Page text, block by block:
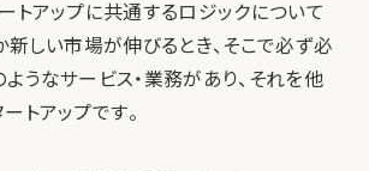
トアップに共通するロジックについて
新しい市場が伸びるとき、そこで必ず必
うなサービス・業務があり、それを他
トアップです。